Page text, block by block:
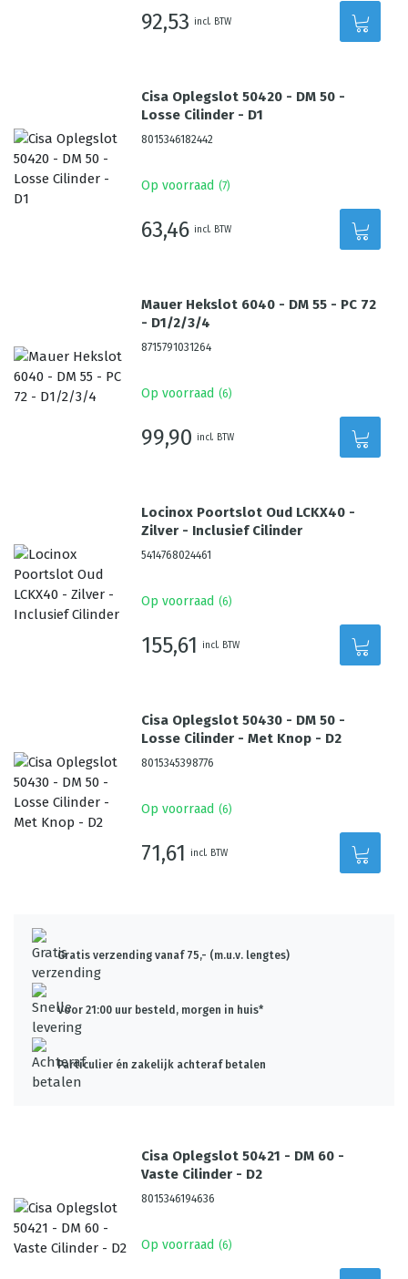
92,53 incl. BTW
Cisa Oplegslot 50420 - DM 50 -
Losse Cilinder - D1
8015346182442
Op voorraad (7)
63,46 incl. BTW
Mauer Hekslot 6040 - DM 55 - PC 72
- D1/2/3/4
8715791031264
Op voorraad (6)
99,90 incl. BTW
Locinox Poortslot Oud LCKX40 -
Zilver - Inclusief Cilinder
5414768024461
Op voorraad (6)
155,61 incl. BTW
Cisa Oplegslot 50430 - DM 50 -
Losse Cilinder - Met Knop - D2
8015345398776
Op voorraad (6)
71,61 incl. BTW
Gratis verzending vanaf 75,- (m.u.v. lengtes)
Voor 21:00 uur besteld, morgen in huis*
Particulier én zakelijk achteraf betalen
Cisa Oplegslot 50421 - DM 60 -
Vaste Cilinder - D2
8015346194636
Op voorraad (6)